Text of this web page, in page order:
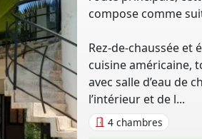
compose comme
Rez-de-chaussée et
cuisine américaine,
avec salle d’eau de
l’intérieur et de l...
4 chambres